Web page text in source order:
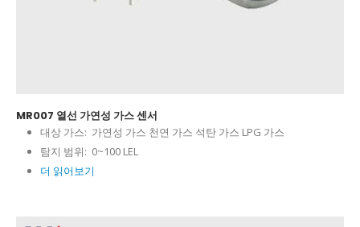
MR007 열선 가연성 가스 센서
대상 가스: 가연성 가스 천연 가스 석탄 가스 LPG 가스
탐지 범위: 0~100 LEL
더 읽어보기